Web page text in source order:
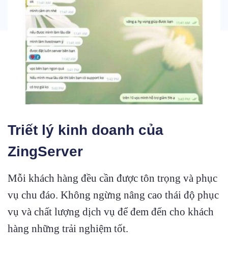
Triết lý kinh doanh của
ZingServer
Mỗi khách hàng đều cần được tôn trọng và phục
vụ chu đáo. Không ngừng nâng cao thái độ phục
vụ và chất lượng dịch vụ để đem đến cho khách
hàng những trải nghiệm tốt.